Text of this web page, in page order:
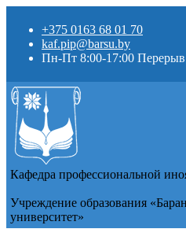
+375 0163 68 01 70
kaf.pip@barsu.by
Пн-Пт 8:00-17:00 Перерыв
Кафедра профессиональной
Учреждение образования
университет»